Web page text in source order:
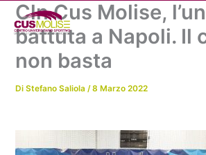
contenuto
Cln Cus Molise,
battuta a Napoli. Il
non basta
DiStefano Saliola/8 Marzo 2022